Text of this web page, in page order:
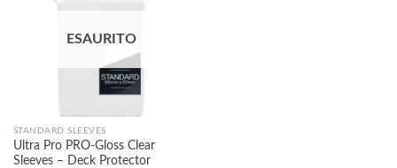
ESAURITO
STANDARD SLEEVES
Ultra Pro PRO-Gloss Clear
Sleeves – Deck Protector